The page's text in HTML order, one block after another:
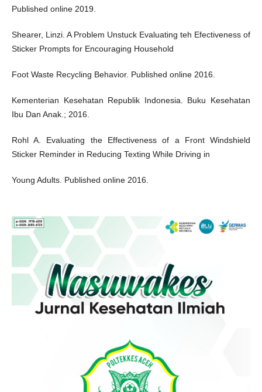
Published online 2019.
Shearer, Linzi. A Problem Unstuck Evaluating teh Efectiveness of
Sticker Prompts for Encouraging Household
Foot Waste Recycling Behavior. Published online 2016.
Kementerian Kesehatan Republik Indonesia. Buku Kesehatan
Ibu Dan Anak.; 2016.
Rohl A. Evaluating the Effectiveness of a Front Windshield
Sticker Reminder in Reducing Texting While Driving in
Young Adults. Published online 2016.